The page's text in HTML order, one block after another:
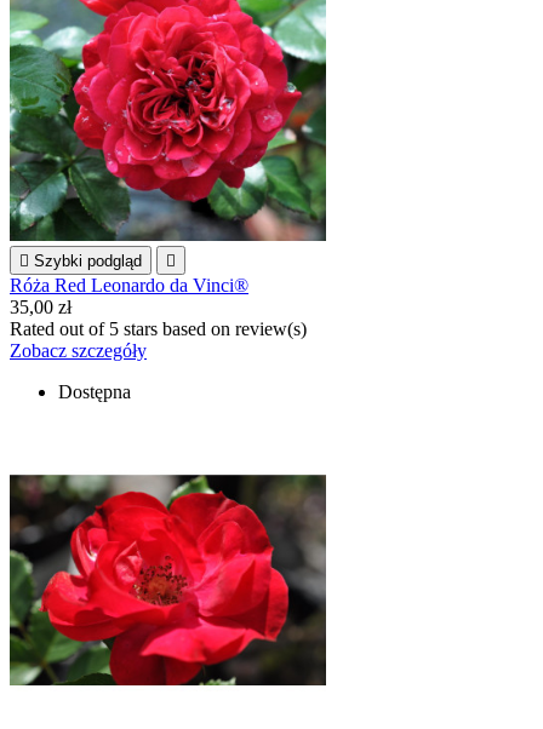
 Szybki podgląd 
Róża Red Leonardo da Vinci®
35,00 zł
Rated out of 5 stars based on review(s)
Zobacz szczegóły
Dostępna